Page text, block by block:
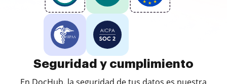
Seguridad y cumplimiento